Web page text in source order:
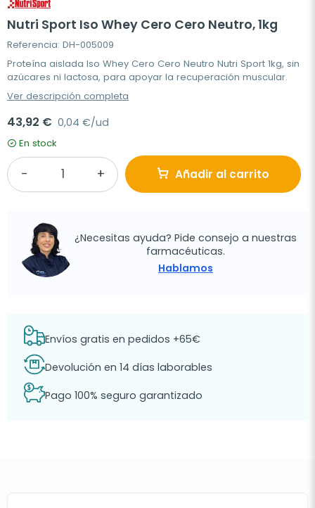
Nutri Sport Iso Whey Cero Cero Neutro, 1kg
Referencia: DH-005009
Proteína aislada Iso Whey Cero Cero Neutro Nutri Sport 1kg, sin
azúcares ni lactosa, para apoyar la recuperación muscular.
Ver descripción completa
43,92 € 0,04 €/ud
En stock
Añadir al carrito
¿Necesitas ayuda? Pide consejo a nuestras
farmacéuticas.
Hablamos
Envíos gratis en pedidos +65€
Devolución en 14 días laborables
Pago 100% seguro garantizado